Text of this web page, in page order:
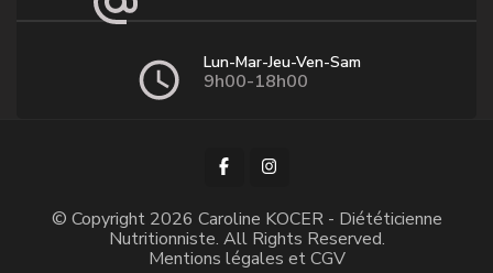
Lun-Mar-Jeu-Ven-Sam
9h00-18h00
© Copyright 2026 Caroline KOCER - Diététicienne
Nutritionniste. All Rights Reserved.
Mentions légales et CGV